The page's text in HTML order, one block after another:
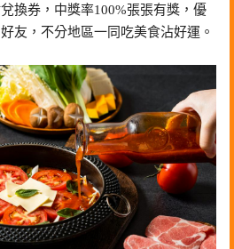
換券，中獎率100%張張有獎，優
友，不分地區一同吃美食沾好運。